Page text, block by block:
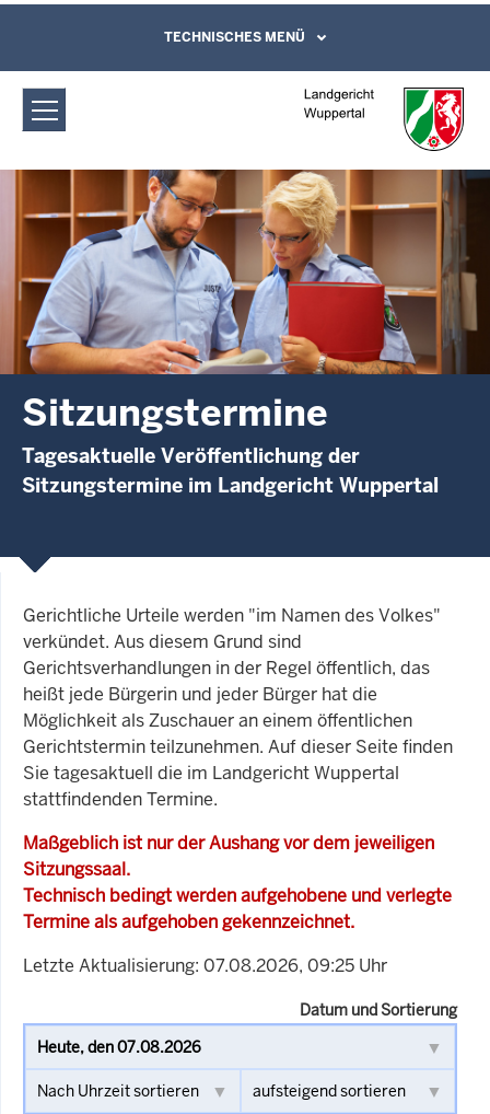
Landgericht Wuppertal:
Sitzungstermine
Direkt zum Inhalt
Leichte Sprache, Gebärdensprachenvideo
und Kontaktformular
TECHNISCHES MENÜ
Sitzungstermine
Tagesaktuelle Veröffentlichung der
Sitzungstermine im Landgericht Wuppertal
Gerichtliche Urteile werden "im Namen des Volkes"
verkündet. Aus diesem Grund sind
Gerichtsverhandlungen in der Regel öffentlich, das
heißt jede Bürgerin und jeder Bürger hat die
Möglichkeit als Zuschauer an einem öffentlichen
Gerichtstermin teilzunehmen. Auf dieser Seite finden
Sie tagesaktuell die im Landgericht Wuppertal
stattfindenden Termine.
Maßgeblich ist nur der Aushang vor dem jeweiligen
Sitzungssaal.
Technisch bedingt werden aufgehobene und verlegte
Termine als aufgehoben gekennzeichnet.
Letzte Aktualisierung: 07.08.2026, 09:25 Uhr
Datum und Sortierung